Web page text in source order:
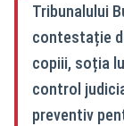
Tribunalului
contestație
copiii, soția
control
preventiv